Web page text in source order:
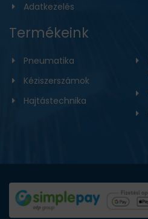
Adatkezelés
Termékeink
Pneumatika
Kéziszerszámok
Hajtástechnika